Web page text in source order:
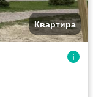
Квартира